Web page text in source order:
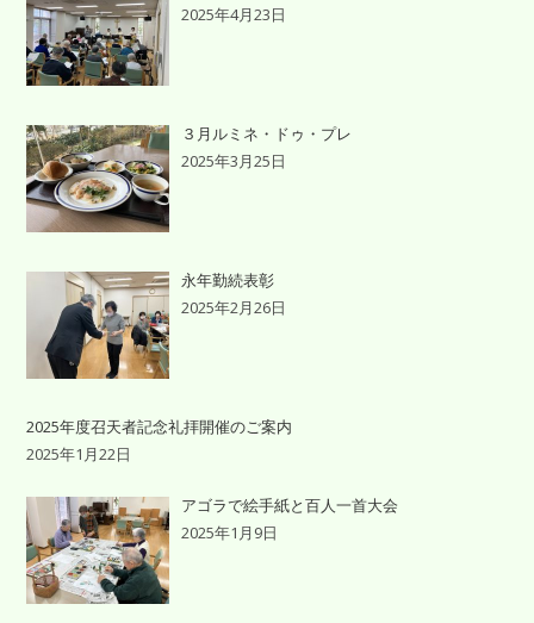
2025年4月23日
３月ルミネ・ドゥ・プレ
2025年3月25日
永年勤続表彰
2025年2月26日
2025年度召天者記念礼拝開催のご案内
2025年1月22日
アゴラで絵手紙と百人一首大会
2025年1月9日